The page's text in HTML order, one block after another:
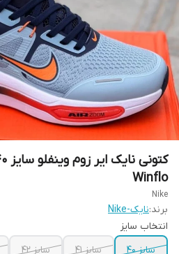
Winflo
Nike
برند:نایک-Nike
انتخاب سایز
سایز ۴۰
سایز ۴۱ سایز ۴۲